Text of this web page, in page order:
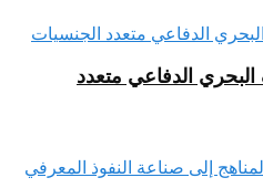
البحري الدفاعي متعدد